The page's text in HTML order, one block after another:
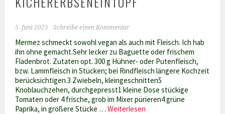
5. Juni 2025 Schreibe einen Kommentar
Mermez schmeckt sowohl vegan als auch mit Fleisch. Ich hab
ihn ohne gemacht.Sehr lecker zu Baguette oder frischem
Fladenbrot. Zutaten opt. 300 g Hühner- oder Putenfleisch,
bzw. Lammfleisch in Stücken; bei Rindfleisch längere Kochzeit
berücksichtigen.3 Zwiebeln, kleingeschnitten5
Knoblauchzehen, durchgepresst1 kleine Dose stückige
Tomaten oder 4 frische, grob im Mixer pürieren4 grüne
Paprika, in größere Stücke …Weiterlesen